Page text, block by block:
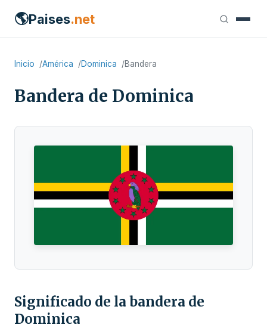
🌎Paises.net
Inicio América Dominica Bandera
Bandera de Dominica
Significado de la bandera de
Dominica